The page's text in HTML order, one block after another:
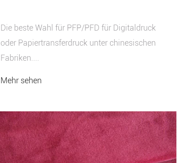
Die beste Wahl für PFP/PFD für Digitaldruck
oder Papiertransferdruck unter chinesischen
Fabriken....
Mehr sehen